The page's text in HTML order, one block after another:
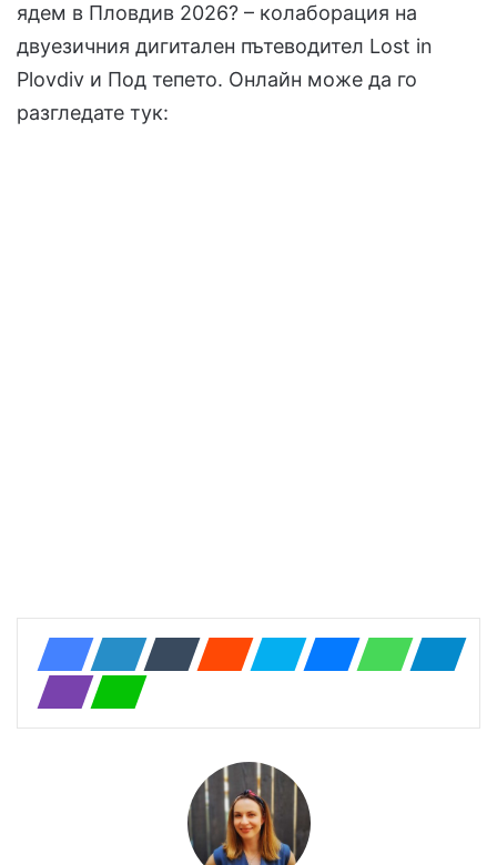
ядем в Пловдив 2026? – колаборация на
двуезичния дигитален пътеводител Lost in
Plovdiv и Под тепето. Онлайн може да го
разгледате тук: